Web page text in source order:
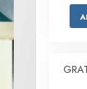
Oplossingen voor
Kinderen
Hulpmiddelen bij het